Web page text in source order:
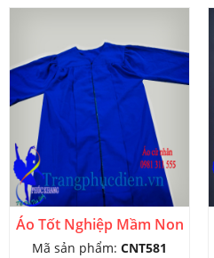
Áo Tốt Nghiệp Mầm Non
Mã sản phẩm: CNT581